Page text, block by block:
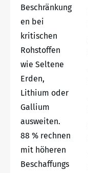
Beschränkung
en bei
kritischen
Rohstoffen
wie Seltene
Erden,
Lithium oder
Gallium
ausweiten.
88 % rechnen
mit höheren
Beschaffungs